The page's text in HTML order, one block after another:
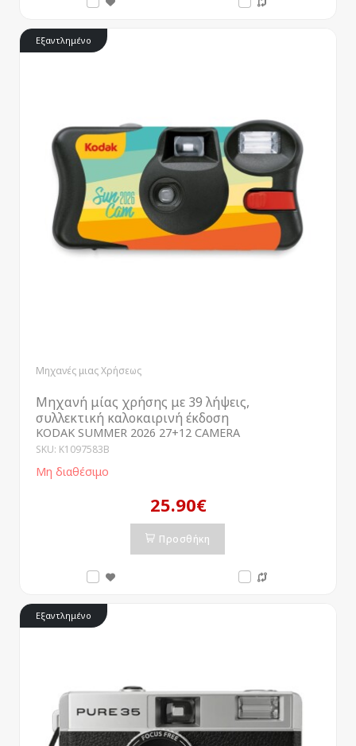
Εξαντλημένο
Μηχανές μιας Χρήσεως
Μηχανή μίας χρήσης με 39 λήψεις,
συλλεκτική καλοκαιρινή έκδοση
KODAK SUMMER 2026 27+12 CAMERA
SKU: K1097583B
Μη διαθέσιμο
25.90€
Προσθήκη
Εξαντλημένο